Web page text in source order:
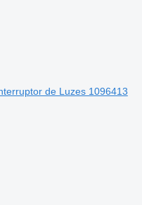
de Luzes 1096413